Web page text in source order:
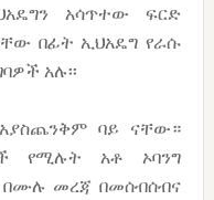
አሳጥተው ፍርድ
በፊት ኢህአዴግ የራሱ
አሉ፡፡
ባይ ናቸው።
የሚሉት አቶ ኦባንግ
መረጃ በመሰብሰብና